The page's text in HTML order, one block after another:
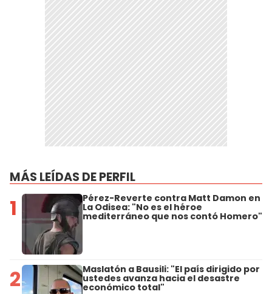
MÁS LEÍDAS DE PERFIL
1 Pérez-Reverte contra Matt Damon en
La Odisea: "No es el héroe
mediterráneo que nos contó Homero"
2 Maslatón a Bausili: "El país dirigido por
ustedes avanza hacia el desastre
económico total"